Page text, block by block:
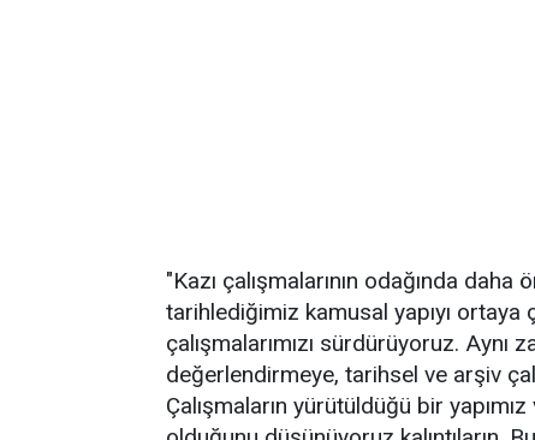
"Kazı çalışmalarının odağında
tarihlediğimiz kamusal yapıyı
çalışmalarımızı sürdürüyoruz.
değerlendirmeye, tarihsel ve arşiv
Çalışmaların yürütüldüğü bir